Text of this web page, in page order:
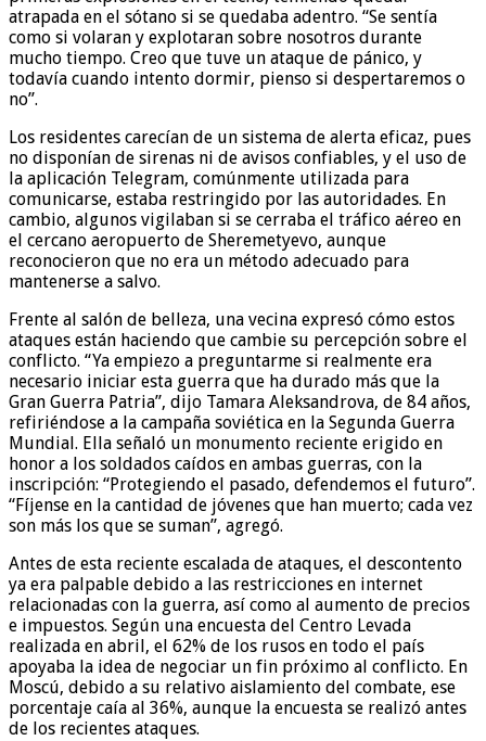
atrapada en el sótano si se quedaba adentro. “Se sentía
como si volaran y explotaran sobre nosotros durante
mucho tiempo. Creo que tuve un ataque de pánico, y
todavía cuando intento dormir, pienso si despertaremos o
no”.
Los residentes carecían de un sistema de alerta eficaz, pues
no disponían de sirenas ni de avisos confiables, y el uso de
la aplicación Telegram, comúnmente utilizada para
comunicarse, estaba restringido por las autoridades. En
cambio, algunos vigilaban si se cerraba el tráfico aéreo en
el cercano aeropuerto de Sheremetyevo, aunque
reconocieron que no era un método adecuado para
mantenerse a salvo.
Frente al salón de belleza, una vecina expresó cómo estos
ataques están haciendo que cambie su percepción sobre el
conflicto. “Ya empiezo a preguntarme si realmente era
necesario iniciar esta guerra que ha durado más que la
Gran Guerra Patria”, dijo Tamara Aleksandrova, de 84 años,
refiriéndose a la campaña soviética en la Segunda Guerra
Mundial. Ella señaló un monumento reciente erigido en
honor a los soldados caídos en ambas guerras, con la
inscripción: “Protegiendo el pasado, defendemos el futuro”.
“Fíjense en la cantidad de jóvenes que han muerto; cada vez
son más los que se suman”, agregó.
Antes de esta reciente escalada de ataques, el descontento
ya era palpable debido a las restricciones en internet
relacionadas con la guerra, así como al aumento de precios
e impuestos. Según una encuesta del Centro Levada
realizada en abril, el 62% de los rusos en todo el país
apoyaba la idea de negociar un fin próximo al conflicto. En
Moscú, debido a su relativo aislamiento del combate, ese
porcentaje caía al 36%, aunque la encuesta se realizó antes
de los recientes ataques.